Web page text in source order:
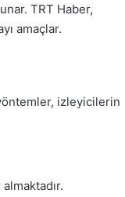
TRT Haber,
amaçlar.
izleyicilerin